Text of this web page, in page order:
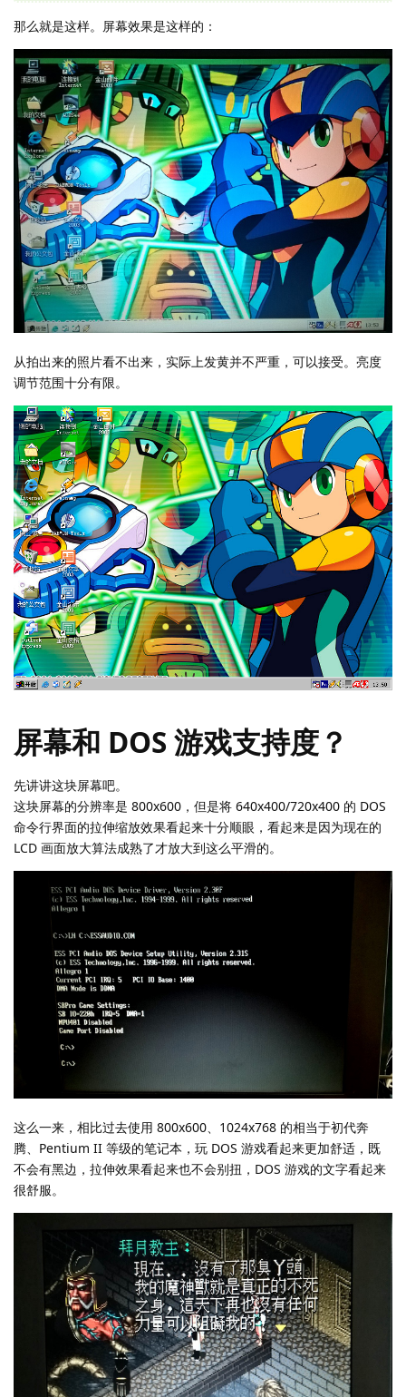
那么就是这样。屏幕效果是这样的：
从拍出来的照片看不出来，实际上发黄并不严重，可以接受。亮度
调节范围十分有限。
屏幕和 DOS 游戏支持度？
先讲讲这块屏幕吧。
这块屏幕的分辨率是 800x600，但是将 640x400/720x400 的 DOS
命令行界面的拉伸缩放效果看起来十分顺眼，看起来是因为现在的
LCD 画面放大算法成熟了才放大到这么平滑的。
这么一来，相比过去使用 800x600、1024x768 的相当于初代奔
腾、Pentium II 等级的笔记本，玩 DOS 游戏看起来更加舒适，既
不会有黑边，拉伸效果看起来也不会别扭，DOS 游戏的文字看起来
很舒服。